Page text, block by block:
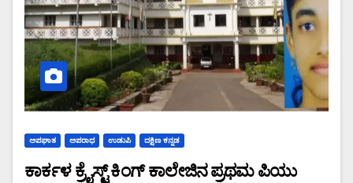
ಅಪಘಾತ ಅಪರಾಧ ಉಡುಪಿ ದಕ್ಷಿಣ ಕನ್ನಡ
ಕಾರ್ಕಳ ಕ್ರೈಸ್ಟ್ ಕಿಂಗ್ ಕಾಲೇಜಿನ ಪ್ರಥಮ ಪಿಯು